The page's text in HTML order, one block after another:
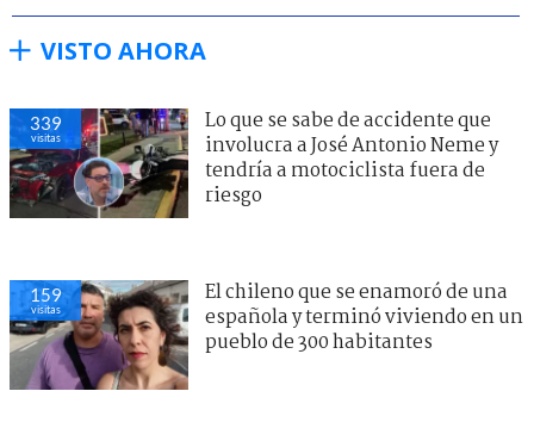
VISTO AHORA
339
visitas
Lo que se sabe de accidente que
involucra a José Antonio Neme y
tendría a motociclista fuera de
riesgo
159
visitas
El chileno que se enamoró de una
española y terminó viviendo en un
pueblo de 300 habitantes